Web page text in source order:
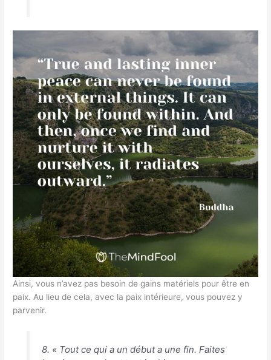
Ainsi, vous n’avez pas besoin de gains matériels pour être en
paix. Au lieu de cela, avec la paix intérieure, vous pouvez y
parvenir.
8. « Tout ce qui a un début a une fin. Faites